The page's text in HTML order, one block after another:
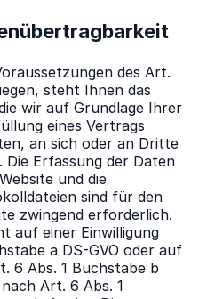
des Art.
steht Ihnen das
wir auf Grundlage Ihrer
eines Vertrags
an sich oder an Dritte
Die Erfassung der Daten
und die
sind für den
zwingend erforderlich.
auf einer Einwilligung
a DS-GVO oder auf
6 Abs. 1 Buchstabe b
Art. 6 Abs. 1